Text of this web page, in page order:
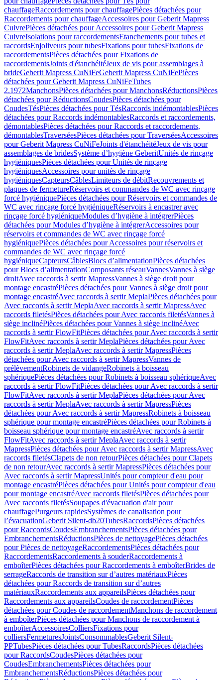
chauffageRaccordements pour chauffagePièces détachées pour
Raccordements pour chauffageAccessoires pour Geberit Mapress
CuivrePièces détachées pour Accessoires pour Geberit Mapress
CuivreIsolations pour raccordementsEtanchements pour tubes et
raccordsEnjoliveurs pour tubesFixations pour tubesFixations de
raccordementsPièces détachées pour Fixations de
raccordementsJoints d'étanchéitéJeux de vis pour assemblages à
brideGeberit Mapress CuNiFeGeberit Mapress CuNiFePièces
détachées pour Geberit Mapress CuNiFeTubes
2.1972ManchonsPièces détachées pour ManchonsRéductionsPièces
détachées pour RéductionsCoudesPièces détachées pour
CoudesTésPièces détachées pour TésRaccords indémontablesPièces
détachées pour Raccords indémontablesRaccords et raccordements,
démontablesPièces détachées pour Raccords et raccordements,
démontablesTraverséesPièces détachées pour TraverséesAccessoires
pour Geberit Mapress CuNiFeJoints d'étanchéitéJeux de vis pour
assemblages de bridesSystème d’hygiène GeberitUnités de rinçage
hygiéniquesPièces détachées pour Unités de rinçage
hygiéniquesAccessoires pour unités de rinçage
hygiéniquesCapteursCâblesLimiteurs de débitRecouvrements et
plaques de fermetureRéservoirs et commandes de WC avec rinçage
forcé hygiéniquePièces détachées pour Réservoirs et commandes de
WC avec rinçage forcé hygiéniqueRéservoirs à encastrer avec
rinçage forcé hygiéniqueModules d’hygiène à intégrerPièces
détachées pour Modules d’hygiène à intégrerAccessoires pour
réservoirs et commandes de WC avec rinçage forcé
hygiéniquePièces détachées pour Accessoires pour réservoirs et
commandes de WC avec rinçage forcé
hygiéniqueCapteursCâblesBlocs d’alimentationPièces détachées
pour Blocs d’alimentationComposants réseauVannesVannes à siège
droitAvec raccords à sertir MapressVannes à siège droit pour
montage encastréPièces détachées pour Vannes à siège droit pour
montage encastréAvec raccords à sertir MeplaPièces détachées pour
Avec raccords à sertir MeplaAvec raccords à sertir MapressAvec
raccords filetésPièces détachées pour Avec raccords filetésVannes à
siège inclinéPièces détachées pour Vannes à siège inclinéAvec
raccords à sertir FlowFitPièces détachées pour Avec raccords à sertir
FlowFitAvec raccords à sertir MeplaPièces détachées pour Avec
raccords à sertir MeplaAvec raccords à sertir MapressPièces
détachées pour Avec raccords à sertir MapressVannes de
prélèvementRobinets de vidangeRobinets à boisseau
sphériquePièces détachées pour Robinets à boisseau sphériqueAvec
raccords à sertir FlowFitPièces détachées pour Avec raccords à sertir
FlowFitAvec raccords à sertir MeplaPièces détachées pour Avec
raccords à sertir MeplaAvec raccords à sertir MapressPièces
détachées pour Avec raccords à sertir MapressRobinets à boisseau
sphérique pour montage encastréPièces détachées pour Robinets à
boisseau sphérique pour montage encastréAvec raccords à sertir
FlowFitAvec raccords à sertir MeplaAvec raccords à sertir
MapressPièces détachées pour Avec raccords à sertir MapressAvec
raccords filetésClapets de non retourPièces détachées pour Clapets
de non retourAvec raccords à sertir MapressPièces détachées pour
Avec raccords à sertir MapressUnités pour compteur d'eau pour
montage encastréPièces détachées pour Unités pour compteur d'eau
pour montage encastréAvec raccords filetésPièces détachées pour
Avec raccords filetésSoupapes d'évacuation d'air pour
chauffagePurgeurs rapidesSystèmes de canalisation pour
l’évacuationGeberit Silent-db20TubesRaccordsPièces détachées
pour RaccordsCoudesEmbranchementsPièces détachées pour
EmbranchementsRéductionsPièces de nettoyagePièces détachées
pour Pièces de nettoyageRaccordementsPièces détachées pour
RaccordementsRaccordements à souderRaccordements à
emboîterPièces détachées pour Raccordements à emboîterBrides de
serrageRaccords de transition sur d’autres matériauxPièces
détachées pour Raccords de transition sur d’autres
matériauxRaccordements aux appareilsPièces détachées pour
Raccordements aux appareilsCoudes de raccordementPièces
détachées pour Coudes de raccordementManchons de raccordement
à emboîterPièces détachées pour Manchons de raccordement à
emboîterAccessoiresColliersFixations pour
colliersFermeturesJointsConsommablesGeberit Silent-
PPTubesPièces détachées pour TubesRaccordsPièces détachées
pour RaccordsCoudesPièces détachées pour
CoudesEmbranchementsPièces détachées pour
EmbranchementsRéductionsPièces détachées pour